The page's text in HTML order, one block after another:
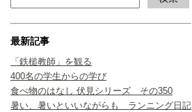
最新記事
「鉄槌教師」を観る
400名の学生からの学び
食べ物のはなし 伏見シリーズ その350
暑い、暑いといいながらも ランニング日記